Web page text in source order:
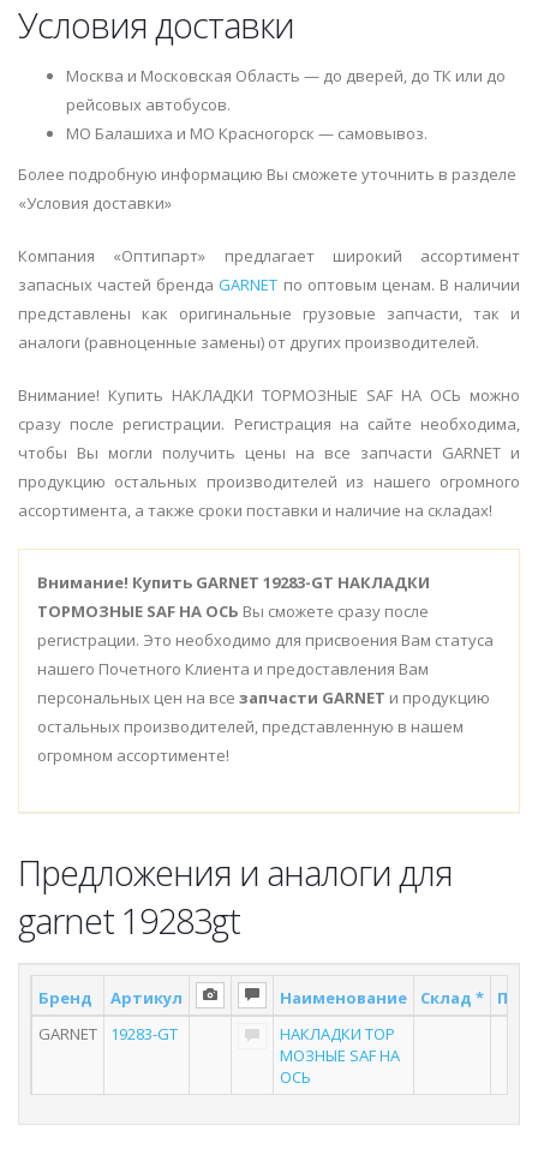
Условия доставки
Москва и Московская Область — до дверей, до ТК или до
рейсовых автобусов.
МО Балашиха и МО Красногорск — самовывоз.
Более подробную информацию Вы сможете уточнить в разделе
«Условия доставки»
Компания «Оптипарт» предлагает широкий ассортимент
запасных частей брендаGARNET по оптовым ценам. В наличии
представлены как оригинальные грузовые запчасти, так и
аналоги (равноценные замены) от других производителей.
Внимание! Купить НАКЛАДКИ ТОРМОЗНЫЕ SAF НА ОСЬ можно
сразу после регистрации. Регистрация на сайте необходима,
чтобы Вы могли получить цены на все запчасти GARNET и
продукцию остальных производителей из нашего огромного
ассортимента, а также сроки поставки и наличие на складах!
Внимание! Купить GARNET 19283-GT НАКЛАДКИ
ТОРМОЗНЫЕ SAF НА ОСЬ Вы сможете сразу после
регистрации. Это необходимо для присвоения Вам статуса
нашего Почетного Клиента и предоставления Вам
персональных цен на все запчасти GARNET и продукцию
остальных производителей, представленную в нашем
огромном ассортименте!
Предложения и аналоги для
garnet 19283gt
Бренд Артикул Наименование Склад *
GARNET
19283-GT
НАКЛАДКИ ТОР
МОЗНЫЕ SAF НА
ОСЬ